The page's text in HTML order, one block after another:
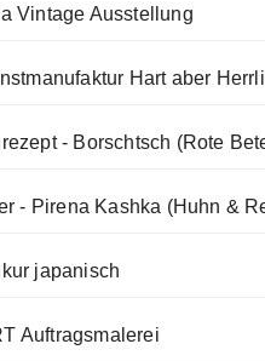
Vintage Ausstellung
Hart aber
- Borschtsch (Rote
- Pirena Kashka (Huhn &
japanisch
Auftragsmalerei